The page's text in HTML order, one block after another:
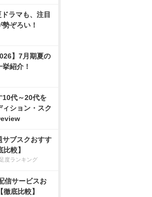
ラマも、注目
ぞろい！
】7月期夏の
紹介！
10代～20代を
ィション・スク
サブスクおすす
較】
度ランキング
信サービスお
底比較】